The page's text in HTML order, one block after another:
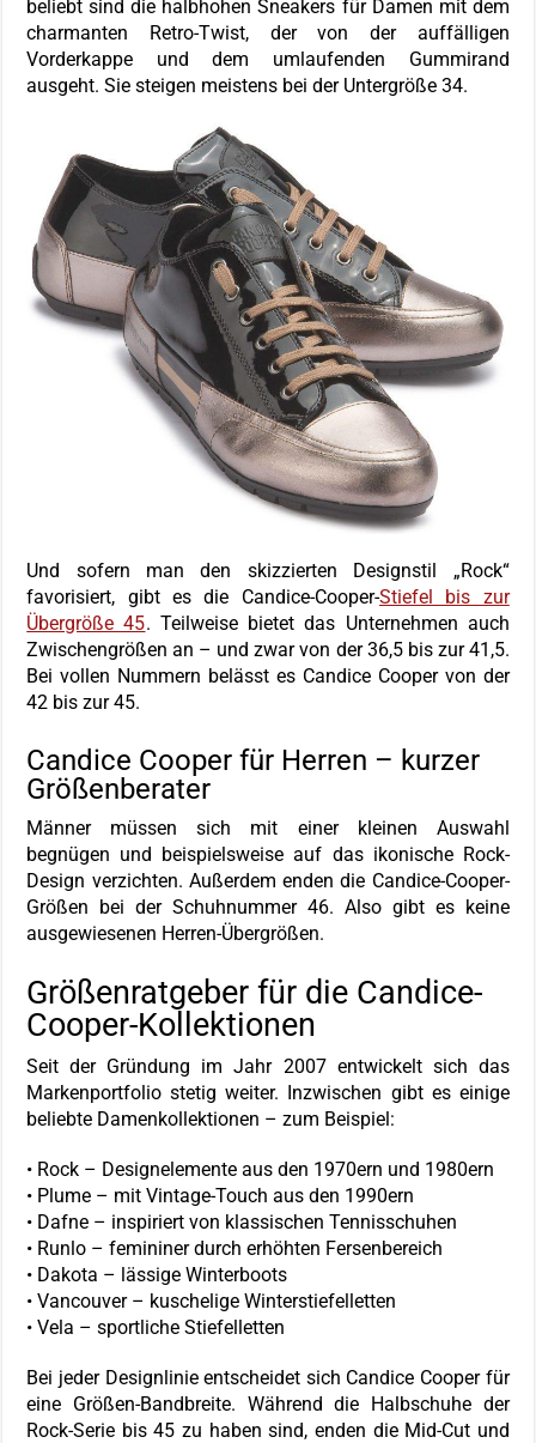
beliebt sind die halbhohen Sneakers für Damen mit dem
charmanten Retro-Twist, der von der auffälligen
Vorderkappe und dem umlaufenden Gummirand
ausgeht. Sie steigen meistens bei der Untergröße 34.
Und sofern man den skizzierten Designstil „Rock“
favorisiert, gibt es die Candice-Cooper-Stiefel bis zur
Übergröße 45. Teilweise bietet das Unternehmen auch
Zwischengrößen an – und zwar von der 36,5 bis zur 41,5.
Bei vollen Nummern belässt es Candice Cooper von der
42 bis zur 45.
Candice Cooper für Herren – kurzer
Größenberater
Männer müssen sich mit einer kleinen Auswahl
begnügen und beispielsweise auf das ikonische Rock-
Design verzichten. Außerdem enden die Candice-Cooper-
Größen bei der Schuhnummer 46. Also gibt es keine
ausgewiesenen Herren-Übergrößen.
Größenratgeber für die Candice-
Cooper-Kollektionen
Seit der Gründung im Jahr 2007 entwickelt sich das
Markenportfolio stetig weiter. Inzwischen gibt es einige
beliebte Damenkollektionen – zum Beispiel:
• Rock – Designelemente aus den 1970ern und 1980ern
• Plume – mit Vintage-Touch aus den 1990ern
• Dafne – inspiriert von klassischen Tennisschuhen
• Runlo – femininer durch erhöhten Fersenbereich
• Dakota – lässige Winterboots
• Vancouver – kuschelige Winterstiefelletten
• Vela – sportliche Stiefelletten
Bei jeder Designlinie entscheidet sich Candice Cooper für
eine Größen-Bandbreite. Während die Halbschuhe der
Rock-Serie bis 45 zu haben sind, enden die Mid-Cut und